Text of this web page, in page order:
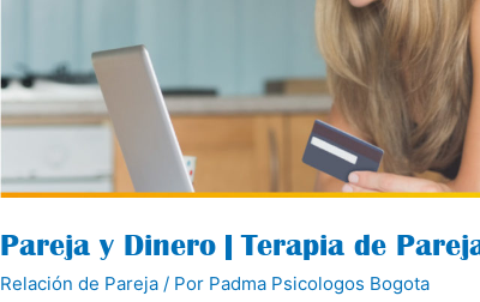
Pareja y Dinero | Terapia de
Relación de Pareja / Por Padma Psicologos Bogota